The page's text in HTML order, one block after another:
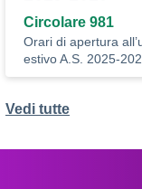
Circolare 981
Orari di apertura
estivo A.S. 2025-
Vedi tutte